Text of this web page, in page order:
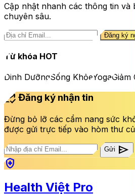
Cập nhật nhanh các thông tin và
chuyên sâu.
Đăng ký
Từ khóa HOT
Dinh DưỡngSống KhỏeYogaGiảm
mark_email_read Đăng ký nhận tin
Đừng bỏ lỡ các cẩm nang sức
được gửi trực tiếp vào hòm thư
Gửi send
health_and_safety
Health Việt Pro